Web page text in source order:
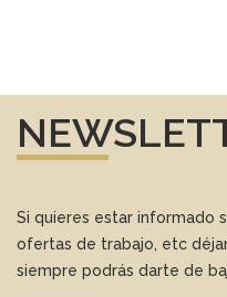
Si quieres estar informado
ofertas de trabajo, etc
siempre podrás darte de